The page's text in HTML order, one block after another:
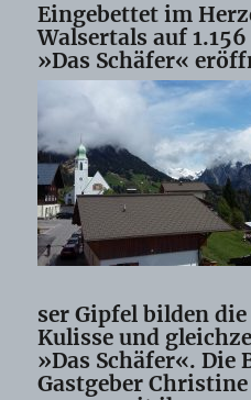
Eingebettet im
Walsertals auf
»Das Schäfer«
ser Gipfel bilden
Kulisse und
»Das Schäfer«. Die
Gastgeber